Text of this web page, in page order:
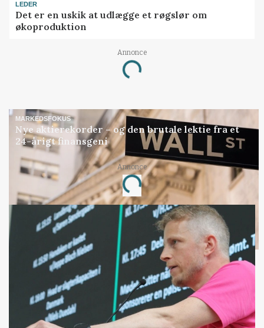
LEDER
Det er en uskik at udlægge et røgslør om
økoproduktion
Annonce
Loading...
MARKEDSFOKUS
Nye aktierekorder – og den brutale lektie fra et
24-årigt finansgeni
Annonce
Loading...